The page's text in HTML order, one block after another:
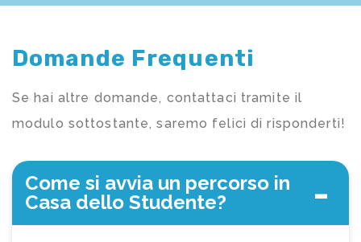
Domande Frequenti
Se hai altre domande, contattaci tramite il
modulo sottostante, saremo felici di risponderti!
Come si avvia un percorso in
Casa dello Studente?